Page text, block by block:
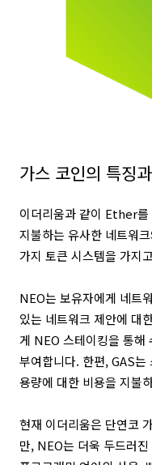
가스 코인의 특징
이더리움과 같이 Ether를
지불하는 유사한 네트워
가지 토큰 시스템을 가지
NEO는 보유자에게 네트
있는 네트워크 제안에 대
게 NEO 스테이킹을 통해
부여합니다. 한편, GAS
용량에 대한 비용을 지불
현재 이더리움은 단연코
만, NEO는 더욱 두드러